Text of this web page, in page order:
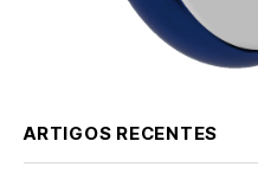
ARTIGOS RECENTES